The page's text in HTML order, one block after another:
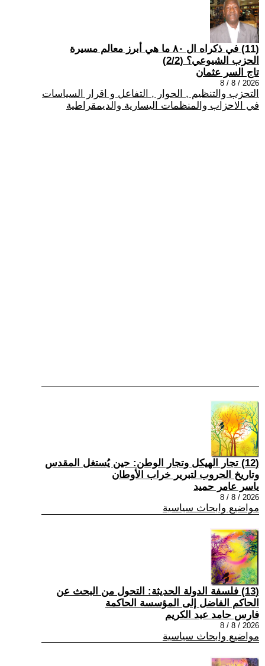
(11) في ذكراه ال ٨٠ ما هي أبرز معالم مسيرة
الحزب الشيوعي؟ (2/2)
تاج السر عثمان
2026 / 8 / 8
التحزب والتنظيم , الحوار , التفاعل و اقرار السياسات
في الاحزاب والمنظمات اليسارية والديمقراطية
(12) تجار الهيكل وتجار الوطن: حين يُستغل المقدس
وتاريخ الحروب لتبرير خراب الأوطان
ياسر عامر حميد
2026 / 8 / 8
مواضيع وابحاث سياسية
(13) فلسفة الدولة الحديثة: التحول من البحث عن
الحاكم الفاضل إلى المؤسسة الحاكمة
فارس حامد عبد الكريم
2026 / 8 / 8
مواضيع وابحاث سياسية